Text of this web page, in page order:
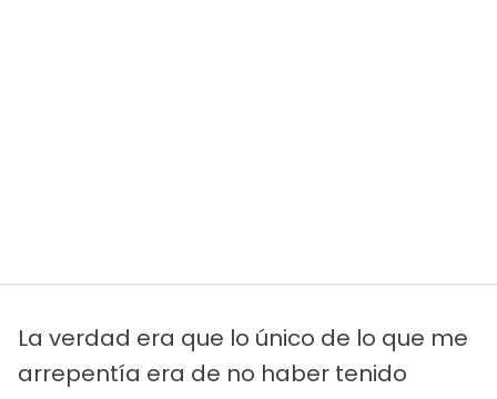
La verdad era que lo único de lo que me
arrepentía era de no haber tenido